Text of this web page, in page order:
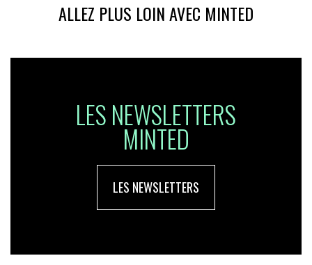
ALLEZ PLUS LOIN AVEC MINTED
LES NEWSLETTERS
MINTED
LES NEWSLETTERS